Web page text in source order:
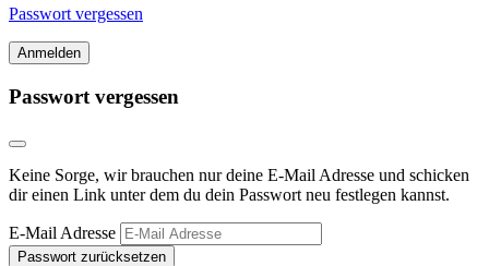
Passwort vergessen
Anmelden
Passwort vergessen
Keine Sorge, wir brauchen nur deine E-Mail Adresse und schicken
dir einen Link unter dem du dein Passwort neu festlegen kannst.
E-Mail Adresse
Passwort zurücksetzen